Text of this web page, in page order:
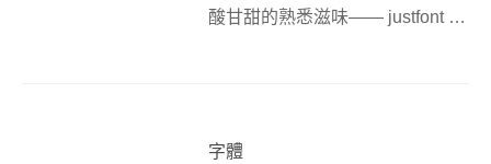
酸甘甜的熟悉滋味—— justfont 設
牌、廟宇執事牌、舊書報文字造
字體